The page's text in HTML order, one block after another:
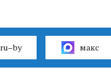
ru–by макс